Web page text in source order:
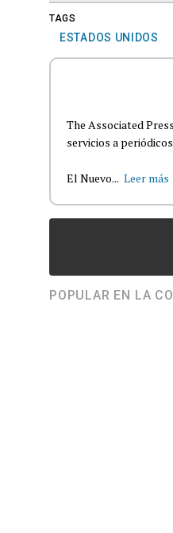
TAGS
ESTADOS UNIDOS
The Associated
servicios a
El Nuevo... Leer más
POPULAR EN LA